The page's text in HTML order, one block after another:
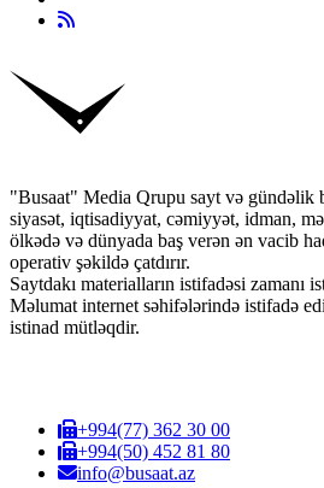
"Busaat" Media Qrupu sayt və gündəlik
siyasət, iqtisadiyyat, cəmiyyət, idman,
ölkədə və dünyada baş verən ən vacib
operativ şəkildə çatdırır.
Saytdakı materialların istifadəsi zamanı
Məlumat internet səhifələrində istifadə
istinad mütləqdir.
+994(77) 362 30 00
+994(50) 452 81 80
info@busaat.az